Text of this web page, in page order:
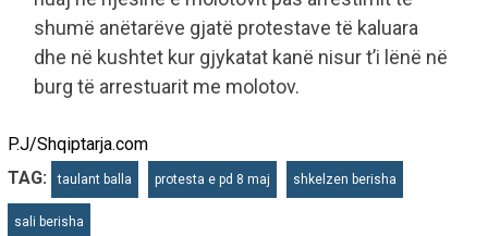
shumë anëtarëve gjatë protestave të kaluara
dhe në kushtet kur gjykatat kanë nisur t’i lënë në
burg të arrestuarit me molotov.
P.J/Shqiptarja.com
TAG:
taulant balla protesta e pd 8 maj shkelzen berisha
sali berisha